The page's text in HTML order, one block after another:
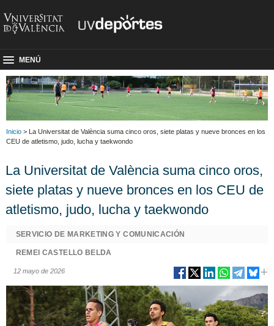
MENÚ
Inicio > La Universitat de València suma cinco oros, siete platas y nueve bronces en los
CEU de atletismo, judo, lucha y taekwondo
La Universitat de València suma cinco oros,
siete platas y nueve bronces en los CEU de
atletismo, judo, lucha y taekwondo
SERVICIO DE MARKETING Y COMUNICACIÓN
REMEI CASTELLO BELDA
12 mayo de 2026